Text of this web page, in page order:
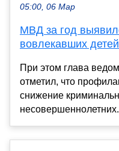
05:00, 06 Мар
МВД за год
вовлекавших
При этом глава
отметил, что
снижение